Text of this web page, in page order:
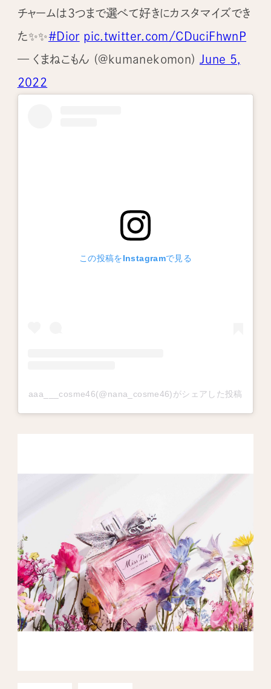
チャームは3つまで選べて好きにカスタマイズでき
た✨✨#Dior pic.twitter.com/CDuciFhwnP
— くまねこもん (@kumanekomon)
June 5,
2022
この投稿をInstagramで見る
aaa___cosme46(@nana_cosme46)がシェアした投稿